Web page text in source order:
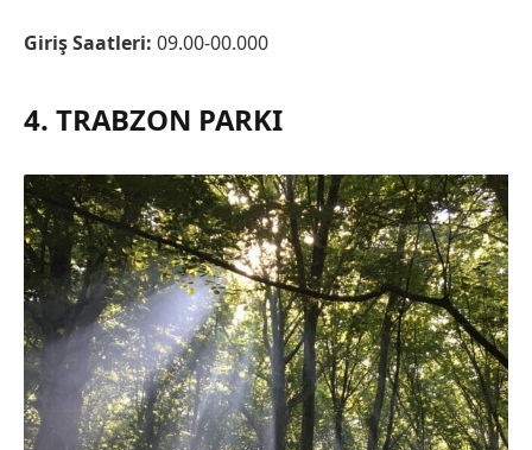
Giriş Saatleri: 09.00-00.000
4. TRABZON PARKI